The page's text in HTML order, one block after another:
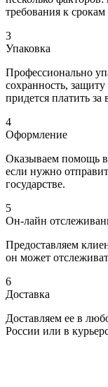
требования к
3
Упаковка
Профессионально
сохранность,
придется платить за
4
Оформление
Оказываем помощь
если нужно
государстве.
5
Он-лайн
Предоставляем
он может
6
Доставка
Доставляем ее в
России или в